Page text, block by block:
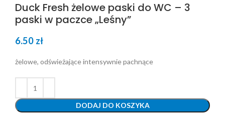
Duck Fresh żelowe paski do WC – 3
paski w paczce „Leśny”
6.50 zł
żelowe, odświeżające intensywnie pachnące
DODAJ DO KOSZYKA